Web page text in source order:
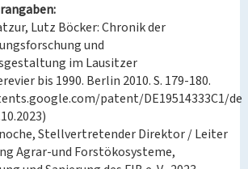
Lutz Böcker: Chronik der
und
im Lausitzer
bis 1990. Berlin 2010. S. 179-180.
patent/DE19514333C1/de
Stellvertretender Direktor / Leiter
Agrar-und Forstökosysteme,